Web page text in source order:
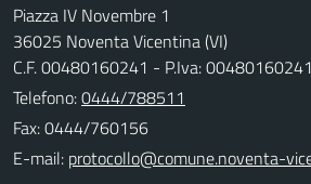
Piazza IV Novembre 1
36025 Noventa Vicentina (VI)
C.F. 00480160241 - P.Iva: 00480160241
Telefono:0444/788511
Fax: 0444/760156
E-mail: